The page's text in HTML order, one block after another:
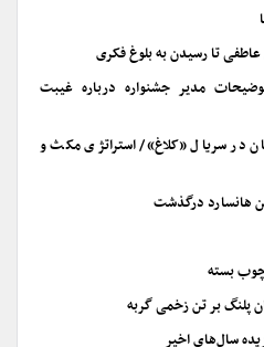
تا رسیدن به بلوغ فکری
فیلم ونیز ۲۰۲۶؛ توضیحات مدیر جشنواره درباره غیبت
در سریال «کلاغ»/ استراتژی مکث و
هانسارد درگذشت
بسته
پلنگ بر تن زخمی گربه